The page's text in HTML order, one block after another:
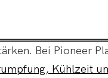
Bei Pioneer
Kühlzeit